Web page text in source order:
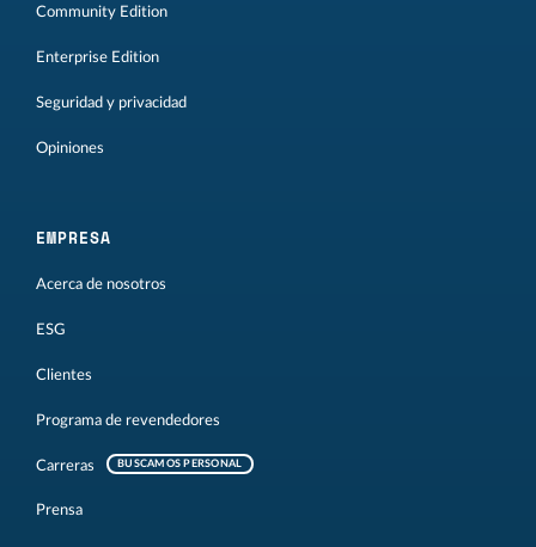
Community Edition
Enterprise Edition
Seguridad y privacidad
Opiniones
EMPRESA
Acerca de nosotros
ESG
Clientes
Programa de revendedores
Carreras BUSCAMOS PERSONAL
Prensa